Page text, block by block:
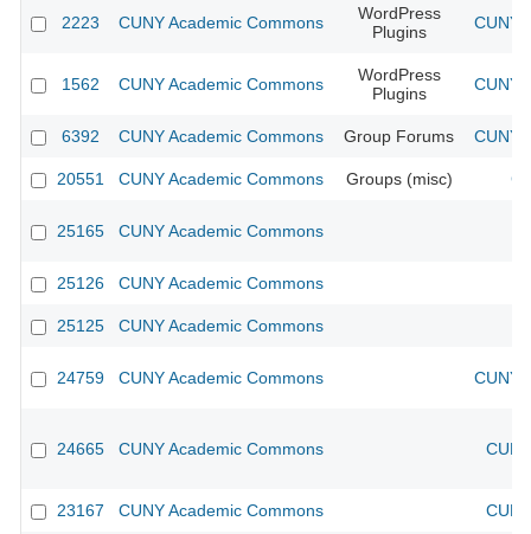
2223 CUNY Academic Commons
WordPress
Plugins
CUNY
1562 CUNY Academic Commons
WordPress
Plugins
CUNY
6392 CUNY Academic Commons Group Forums CUNY
20551 CUNY Academic Commons Groups (misc)
25165 CUNY Academic Commons
25126 CUNY Academic Commons
25125 CUNY Academic Commons
24759 CUNY Academic Commons CUNY
24665 CUNY Academic Commons
23167 CUNY Academic Commons